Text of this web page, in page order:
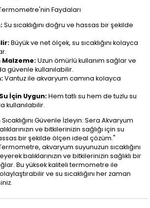
Faydaları
Su sıcaklığını doğru ve hassas bir şekilde
Büyük ve net ölçek, su sıcaklığını kolayca
Malzeme:Uzun ömürlü kullanım sağlar ve
güvenle kullanılabilir.
Vantuz ile akvaryum camına kolayca
İçin Uygun:Hem tatlı su hem de tuzlu su
kullanılabilir.
Güvenle İzleyin: Sera Akvaryum
ve bitkilerinizin sağlığı için su
bir şekilde ölçen ideal çözüm."
akvaryum suyunuzun sıcaklığını
balıklarınızın ve bitkilerinizin sağlıklı bir
Bu yüksek kaliteli termometre ile
ve su sıcaklığını her zaman